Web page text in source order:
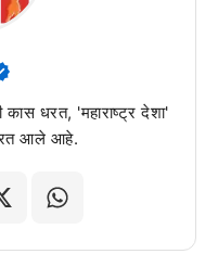
कास धरत, 'महाराष्ट्र देशा'
करत आले आहे.